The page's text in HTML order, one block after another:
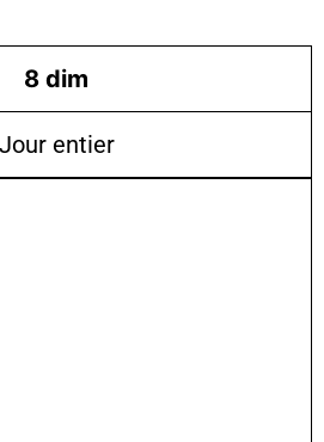
8 dim
Jour entier